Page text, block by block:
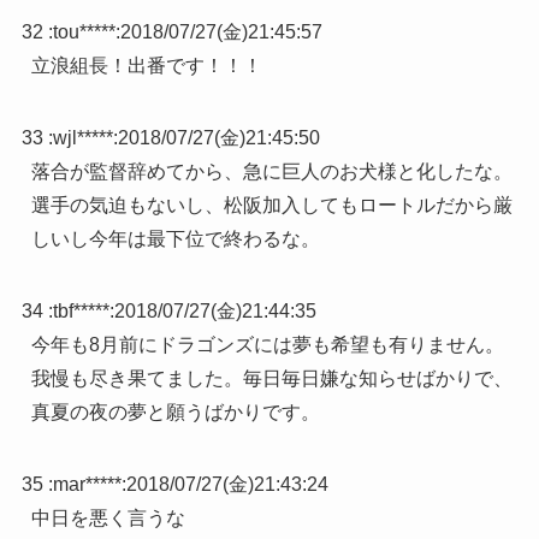
32 :tou*****:2018/07/27(金)21:45:57
立浪組長！出番です！！！
33 :wjl*****:2018/07/27(金)21:45:50
落合が監督辞めてから、急に巨人のお犬様と化したな。
選手の気迫もないし、松阪加入してもロートルだから厳
しいし今年は最下位で終わるな。
34 :tbf*****:2018/07/27(金)21:44:35
今年も8月前にドラゴンズには夢も希望も有りません。
我慢も尽き果てました。毎日毎日嫌な知らせばかりで、
真夏の夜の夢と願うばかりです。
35 :mar*****:2018/07/27(金)21:43:24
中日を悪く言うな